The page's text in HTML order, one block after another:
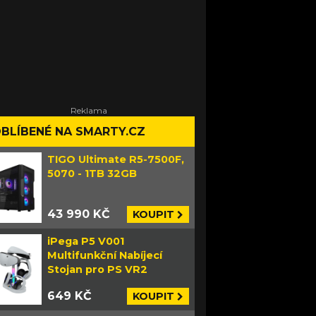
NA SMARTY.CZ
TIGO Ultimate R5-7500F,
5070 - 1TB 32GB
43 990 KČ KOUPIT
iPega P5 V001
Multifunkční Nabíjecí
Stojan pro PS VR2
649 KČ KOUPIT